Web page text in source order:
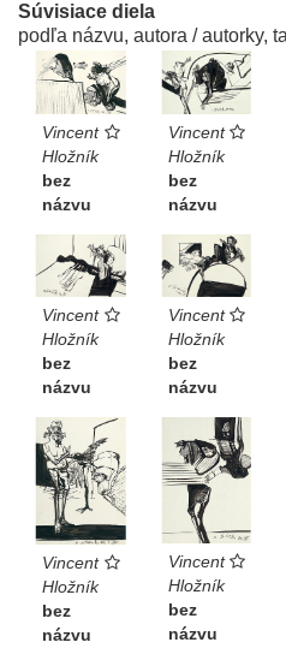
Súvisiace diela
podľa názvu, autora / autorky,
Vincent
Hložník
bez
názvu
Vincent
Hložník
bez
názvu
Vincent
Hložník
bez
názvu
Vincent
Hložník
bez
názvu
Vincent
Hložník
bez
názvu
Vincent
Hložník
bez
názvu